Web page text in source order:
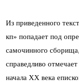
Из приведенного
кп» попадает под
самочинного
справедливо
начала ХХ века